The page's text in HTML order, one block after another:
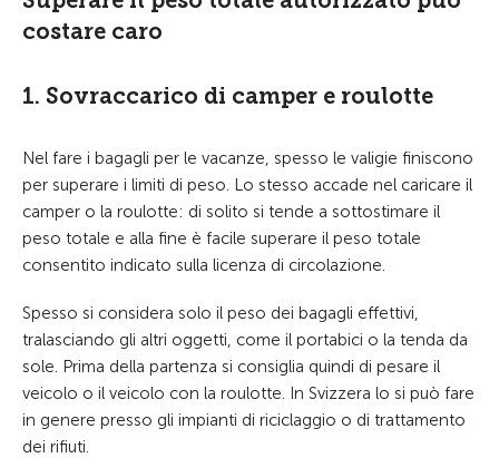
costare caro
1. Sovraccarico di camper e roulotte
Nel fare i bagagli per le vacanze, spesso le valigie finiscono
per superare i limiti di peso. Lo stesso accade nel caricare il
camper o la roulotte: di solito si tende a sottostimare il
peso totale e alla fine è facile superare il peso totale
consentito indicato sulla licenza di circolazione.
Spesso si considera solo il peso dei bagagli effettivi,
tralasciando gli altri oggetti, come il portabici o la tenda da
sole. Prima della partenza si consiglia quindi di pesare il
veicolo o il veicolo con la roulotte. In Svizzera lo si può fare
in genere presso gli impianti di riciclaggio o di trattamento
dei rifiuti.